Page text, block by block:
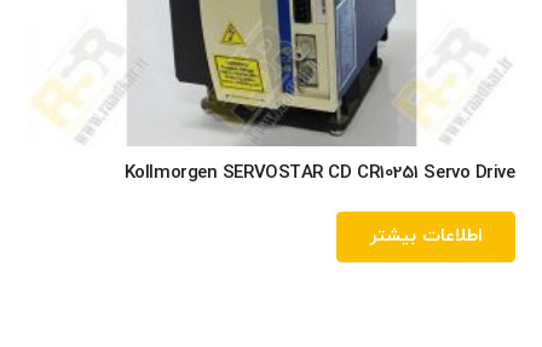
Kollmorgen SERVOSTAR CD CR10251 Servo Drive
اطلاعات بیشتر